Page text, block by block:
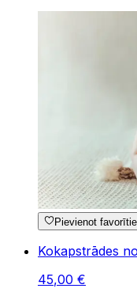
Pievienot
Kokapstrādes
45,00 €